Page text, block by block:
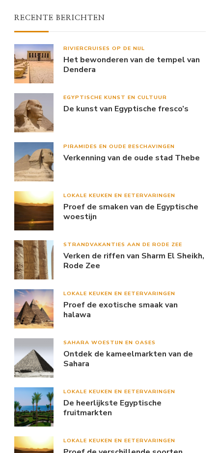
RECENTE BERICHTEN
RIVIERCRUISES OP DE NIJL
Het bewonderen van de tempel van
Dendera
EGYPTISCHE KUNST EN CULTUUR
De kunst van Egyptische fresco’s
PIRAMIDES EN OUDE BESCHAVINGEN
Verkenning van de oude stad Thebe
LOKALE KEUKEN EN EETERVARINGEN
Proef de smaken van de Egyptische
woestijn
STRANDVAKANTIES AAN DE RODE ZEE
Verken de riffen van Sharm El Sheikh,
Rode Zee
LOKALE KEUKEN EN EETERVARINGEN
Proef de exotische smaak van
halawa
SAHARA WOESTIJN EN OASES
Ontdek de kameelmarkten van de
Sahara
LOKALE KEUKEN EN EETERVARINGEN
De heerlijkste Egyptische
fruitmarkten
LOKALE KEUKEN EN EETERVARINGEN